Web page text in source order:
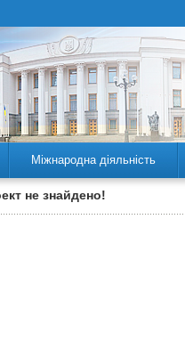
Міжнародна діяльність
не знайдено!